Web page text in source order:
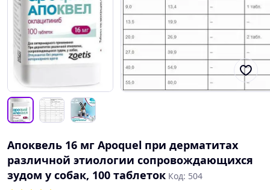
Апоквель 16 мг Apoquel при дерматитах
различной этиологии сопровождающихся
зудом у собак, 100 таблеток Код: 504